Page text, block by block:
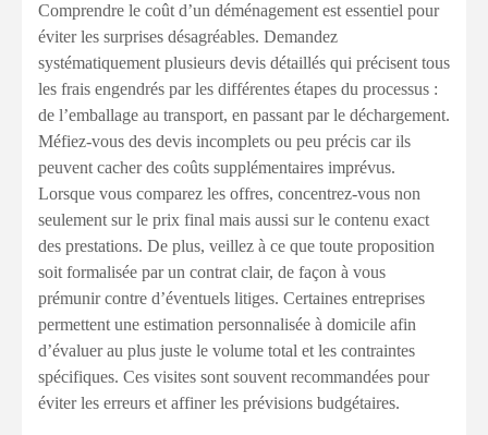
Comprendre le coût d’un déménagement est essentiel pour
éviter les surprises désagréables. Demandez
systématiquement plusieurs devis détaillés qui précisent tous
les frais engendrés par les différentes étapes du processus :
de l’emballage au transport, en passant par le déchargement.
Méfiez-vous des devis incomplets ou peu précis car ils
peuvent cacher des coûts supplémentaires imprévus.
Lorsque vous comparez les offres, concentrez-vous non
seulement sur le prix final mais aussi sur le contenu exact
des prestations. De plus, veillez à ce que toute proposition
soit formalisée par un contrat clair, de façon à vous
prémunir contre d’éventuels litiges. Certaines entreprises
permettent une estimation personnalisée à domicile afin
d’évaluer au plus juste le volume total et les contraintes
spécifiques. Ces visites sont souvent recommandées pour
éviter les erreurs et affiner les prévisions budgétaires.